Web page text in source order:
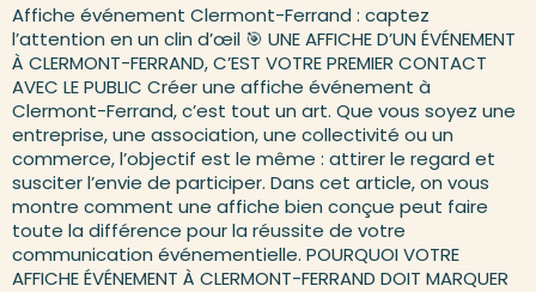
Affiche événement Clermont-Ferrand : captez
l’attention en un clin d’œil 🎯 UNE AFFICHE D’UN ÉVÉNEMENT
À CLERMONT-FERRAND, C’EST VOTRE PREMIER CONTACT
AVEC LE PUBLIC Créer une affiche événement à
Clermont-Ferrand, c’est tout un art. Que vous soyez une
entreprise, une association, une collectivité ou un
commerce, l’objectif est le même : attirer le regard et
susciter l’envie de participer. Dans cet article, on vous
montre comment une affiche bien conçue peut faire
toute la différence pour la réussite de votre
communication événementielle. POURQUOI VOTRE
AFFICHE ÉVÉNEMENT À CLERMONT-FERRAND DOIT MARQUER